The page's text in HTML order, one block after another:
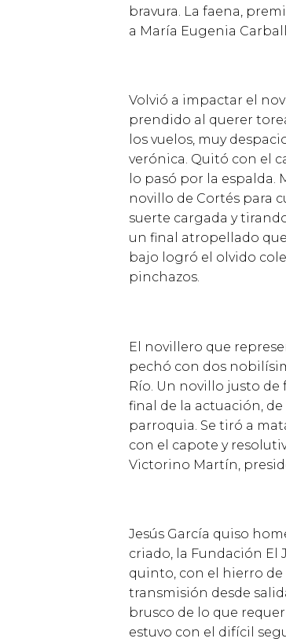
bravura. La faena,
a María Eugenia
Volvió a impactar el
prendido al querer
los vuelos, muy
verónica. Quitó con el
lo pasó por la espalda.
novillo de Cortés para
suerte cargada y
un final atropellado
bajo logró el olvido
pinchazos.
El novillero que
pechó con dos nobil í
Río. Un novillo justo de
final de la actuación,
parroquia. Se tiró a
con el capote y
Victorino Martín,
Jesús García quiso
criado, la Fundación El
quinto, con el hierro de
transmisión desde
brusco de lo que requer
estuvo con el difícil